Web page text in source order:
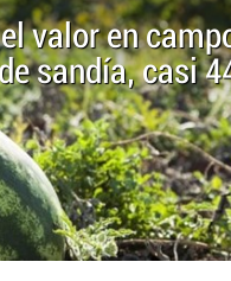
valor en
sandía, casi